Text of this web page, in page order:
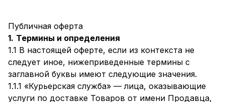
Публичная оферта
1. Термины и определения
1.1 В настоящей оферте, если из контекста не
следует иное, нижеприведенные термины с
заглавной буквы имеют следующие значения.
1.1.1 «Курьерская служба» — лица, оказывающие
услуги по доставке Товаров от имени Продавца,